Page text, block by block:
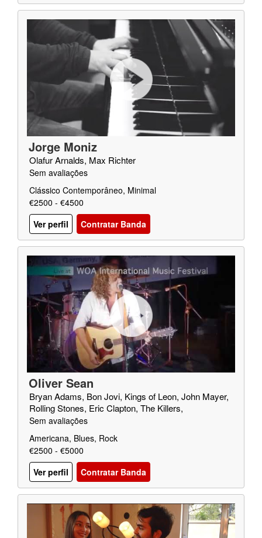
Jorge Moniz
Olafur Arnalds, Max Richter
Sem avaliações
Clássico Contemporâneo, Minimal
€2500 - €4500
Ver perfil
Contratar Banda
Oliver Sean
Bryan Adams, Bon Jovi, Kings of Leon, John Mayer,
Rolling Stones, Eric Clapton, The Killers,
Sem avaliações
Americana, Blues, Rock
€2500 - €5000
Ver perfil
Contratar Banda